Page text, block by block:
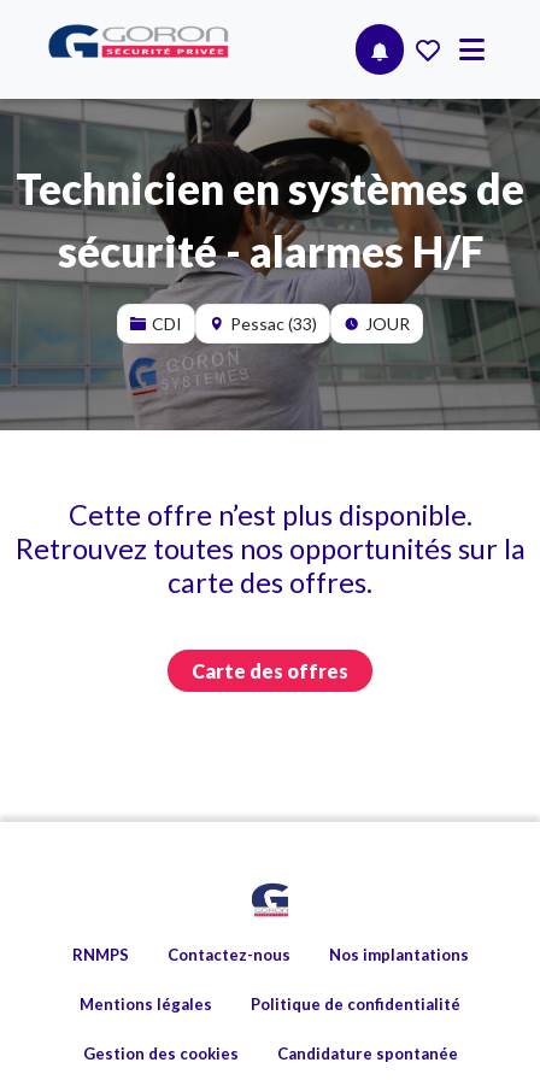
Technicien en systèmes de
sécurité - alarmes H/F
CDI Pessac (33) JOUR
Cette offre n’est plus disponible.
Retrouvez toutes nos opportunités sur la
carte des offres.
Carte des offres
RNMPS Contactez-nous Nos implantations
Mentions légales Politique de confidentialité
Gestion des cookies Candidature spontanée